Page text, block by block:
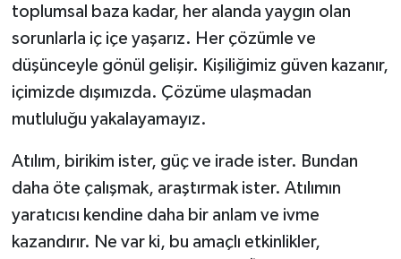
toplumsal baza kadar, her alanda yaygın olan
sorunlarla iç içe yaşarız. Her çözümle ve
düşünceyle gönül gelişir. Kişiliğimiz güven kazanır,
içimizde dışımızda. Çözüme ulaşmadan
mutluluğu yakalayamayız.
Atılım, birikim ister, güç ve irade ister. Bundan
daha öte çalışmak, araştırmak ister. Atılımın
yaratıcısı kendine daha bir anlam ve ivme
kazandırır. Ne var ki, bu amaçlı etkinlikler,